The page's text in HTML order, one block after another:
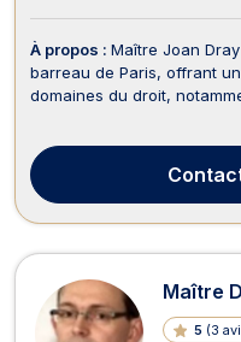
À propos : Maître Joan
barreau de Paris, offrant
domaines du droit,
ainsi qu'en droit de la
Maître
5 (3